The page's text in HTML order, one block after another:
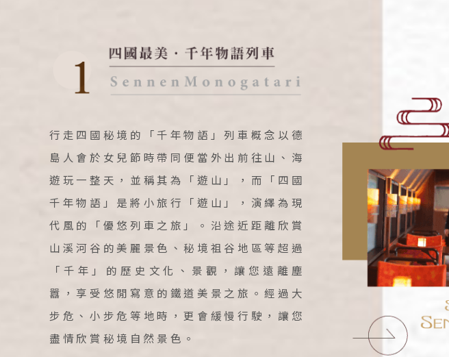
行走四國秘境的「千年物語」列車概念以德
島人會於女兒節時帶同便當外出前往山、海
遊玩一整天，並稱其為「遊山」，而「四國
千年物語」是將小旅行「遊山」，演繹為現
代風的「優悠列車之旅」。沿途近距離欣賞
山溪河谷的美麗景色、秘境祖谷地區等超過
「千年」的歷史文化、景觀，讓您遠離塵
囂，享受悠閒寫意的鐵道美景之旅。經過大
步危、小步危等地時，更會緩慢行駛，讓您
盡情欣賞秘境自然景色。
出發區間
目的地
國家 / 地區
日本
北海道 札幌 函館